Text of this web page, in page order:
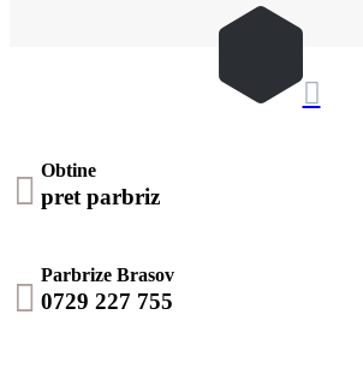

 Obtine
pret parbriz

Parbrize Brasov
0729 227 755